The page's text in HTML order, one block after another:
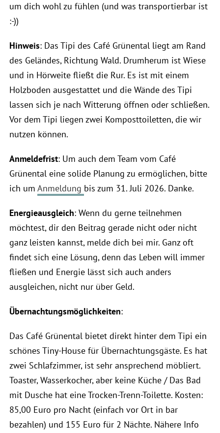
um dich wohl zu fühlen (und was transportierbar ist
:-))
Hinweis: Das Tipi des Café Grünental liegt am Rand
des Geländes, Richtung Wald. Drumherum ist Wiese
und in Hörweite fließt die Rur. Es ist mit einem
Holzboden ausgestattet und die Wände des Tipi
lassen sich je nach Witterung öffnen oder schließen.
Vor dem Tipi liegen zwei Komposttoiletten, die wir
nutzen können.
Anmeldefrist: Um auch dem Team vom Café
Grünental eine solide Planung zu ermöglichen, bitte
ich um Anmeldung bis zum 31. Juli 2026. Danke.
Energieausgleich: Wenn du gerne teilnehmen
möchtest, dir den Beitrag gerade nicht oder nicht
ganz leisten kannst, melde dich bei mir. Ganz oft
findet sich eine Lösung, denn das Leben will immer
fließen und Energie lässt sich auch anders
ausgleichen, nicht nur über Geld.
Übernachtungsmöglichkeiten:
Das Café Grünental bietet direkt hinter dem Tipi ein
schönes Tiny-House für Übernachtungsgäste. Es hat
zwei Schlafzimmer, ist sehr ansprechend möbliert.
Toaster, Wasserkocher, aber keine Küche / Das Bad
mit Dusche hat eine Trocken-Trenn-Toilette. Kosten:
85,00 Euro pro Nacht (einfach vor Ort in bar
bezahlen) und 155 Euro für 2 Nächte. Nähere Info